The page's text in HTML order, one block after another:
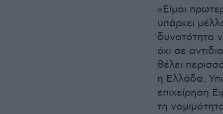
«Είμαι
υπάρχει
δυνατότητα
όχι σε
θέλει
η Ελλάδα.
επιχείρηση
τη